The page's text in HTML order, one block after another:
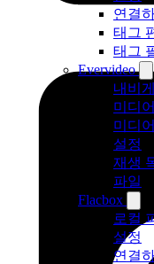
연결하
태그
태그
Evervideo
내비
미디
미디
설정
재생
파일
Flacbox
로컬
설정
연결